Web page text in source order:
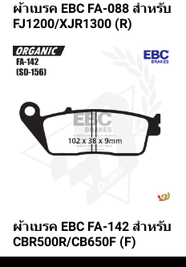
ผ้าเบรค EBC FA-088 สำหรับ
FJ1200/XJR1300 (R)
ผ้าเบรค EBC FA-142 สำหรับ
CBR500R/CB650F (F)